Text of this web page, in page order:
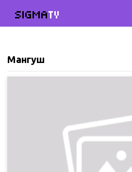
SIGMATV
Мангуш